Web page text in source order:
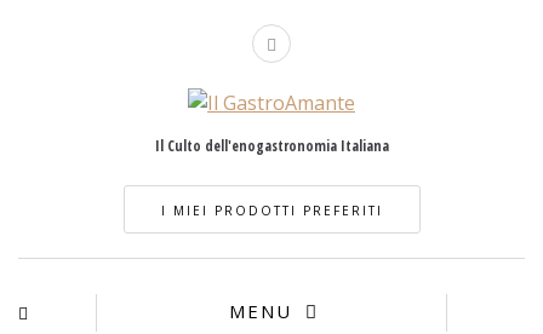
Il Culto dell'enogastronomia Italiana
I MIEI PRODOTTI PREFERITI
MENU